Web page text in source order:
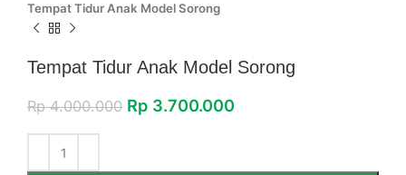
Tempat Tidur Anak Model Sorong
Tempat Tidur Anak Model Sorong
Rp4.000.000 Rp 3.700.000